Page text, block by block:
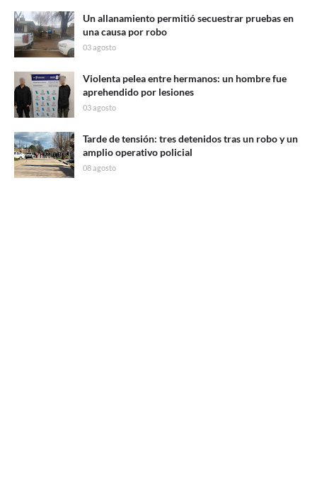
Un allanamiento permitió secuestrar pruebas en
una causa por robo
03 agosto
Violenta pelea entre hermanos: un hombre fue
aprehendido por lesiones
03 agosto
Tarde de tensión: tres detenidos tras un robo y un
amplio operativo policial
08 agosto